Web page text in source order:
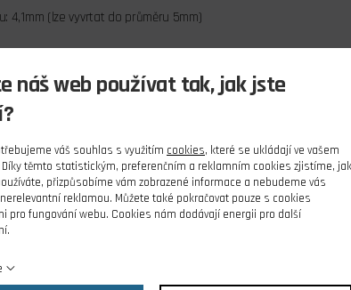
4,1mm (lze vyvrtat do průměru 5mm)
1600g.
náš web používat tak, jak jste
váš souhlas s využitím cookies, které se ukládají ve vašem
Díky těmto statistickým, preferenčním a reklamním cookies zjistíme, jak
přizpůsobíme vám zobrazené informace a nebudeme vás
reklamou. Můžete také pokračovat pouze s cookies
pro fungování webu. Cookies nám dodávají energii pro další